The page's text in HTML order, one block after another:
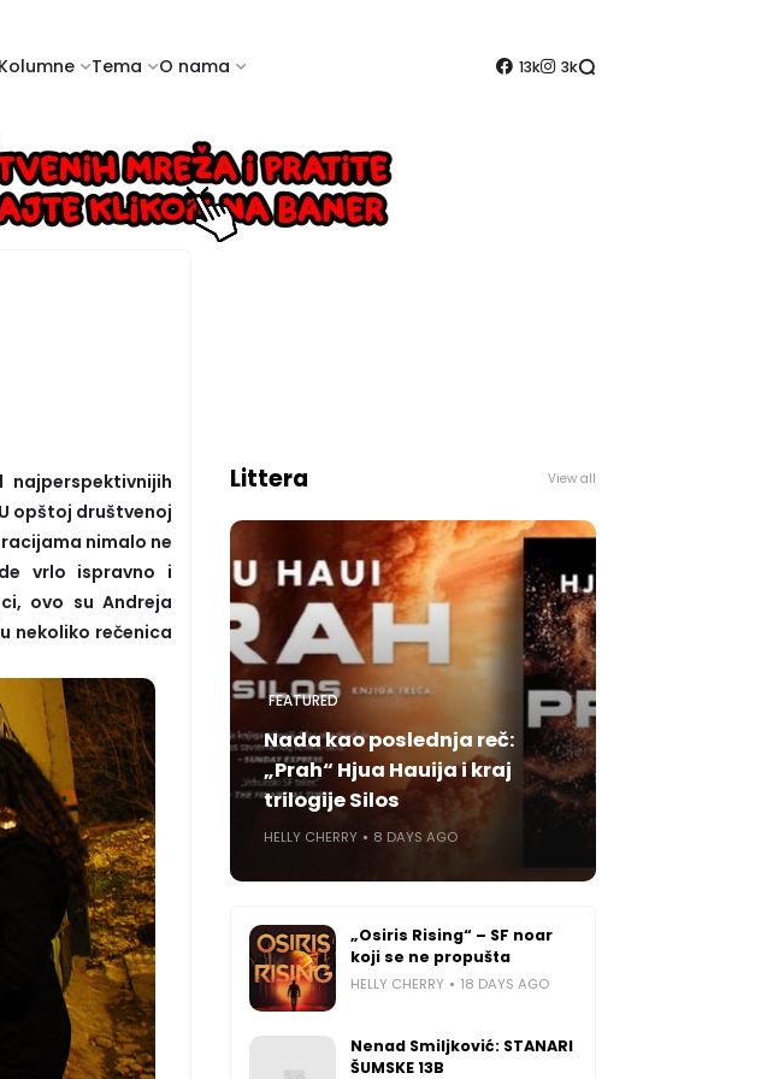
Kolumne Tema O nama 13k 3k
opštoj društvenoj
nimalo ne
vrlo ispravno i
ovo su Andreja
nekoliko rečenica
Littera View all
FEATURED
Nada kao poslednja reč:
„Prah“ Hjua Hauija i kraj
trilogije Silos
HELLY CHERRY 8 DAYS AGO
„Osiris Rising“ – SF noar
koji se ne propušta
HELLY CHERRY 18 DAYS AGO
Nenad Smiljković: STANARI
ŠUMSKE 13B